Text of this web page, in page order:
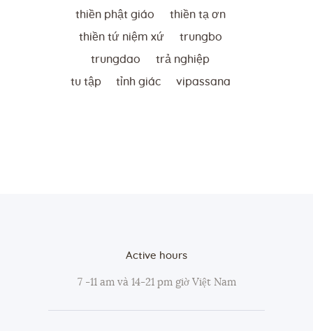
thiền phật giáo thiền tạ ơn
thiền tứ niệm xứ trungbo
trungdao trả nghiệp
tu tập tỉnh giác vipassana
Active hours
7 -11 am và 14-21 pm giờ Việt Nam